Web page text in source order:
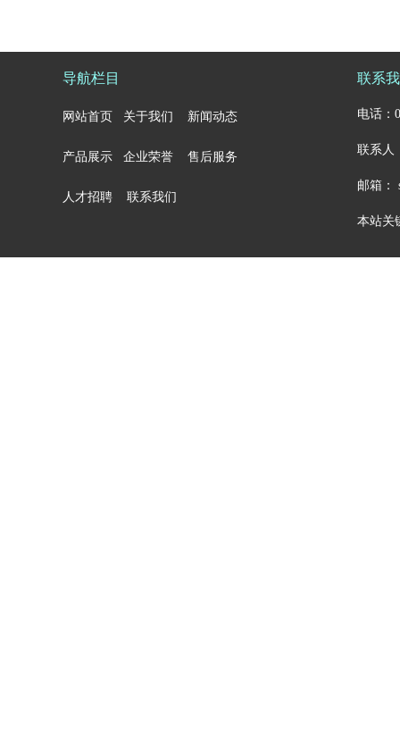
导航栏目
网站首页 关于我们 新闻动态
产品展示 企业荣誉 售后服务
人才招聘 联系我们
联系
电话：
联系人
邮箱：
本站关